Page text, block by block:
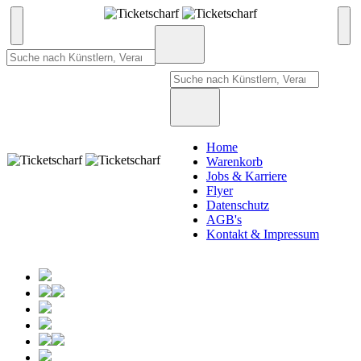
Home
Warenkorb
Jobs & Karriere
Flyer
Datenschutz
AGB's
Kontakt & Impressum